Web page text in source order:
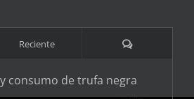
Reciente Comentarios
consumo de trufa negra